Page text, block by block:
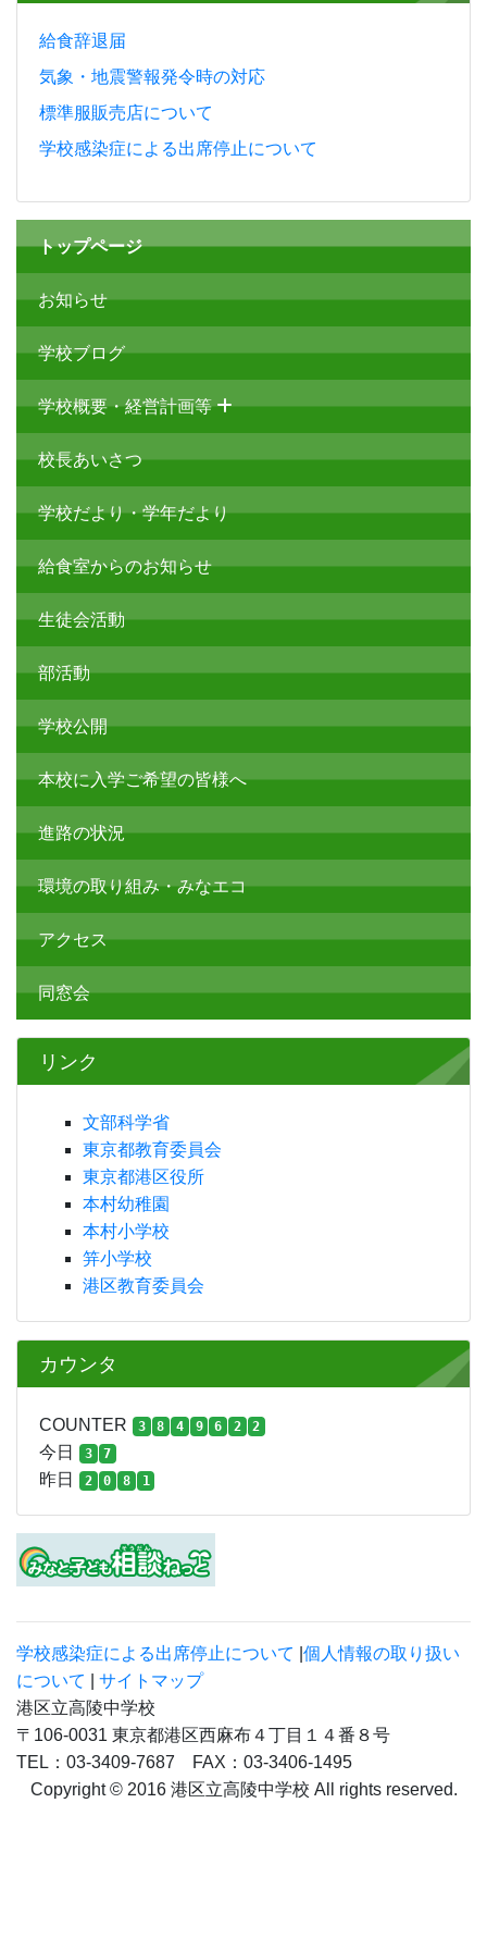
各種お知らせ
給食辞退届
気象・地震警報発令時の対応
標準服販売店について
学校感染症による出席停止について
トップページ
お知らせ
学校ブログ
学校概要・経営計画等
校長あいさつ
学校だより・学年だより
給食室からのお知らせ
生徒会活動
学校公開
本校に入学ご希望の皆様へ
進路の状況
環境の取り組み・みなエコ
アクセス
同窓会
リンク
文部科学省
東京都港区役所
本村幼稚園
本村小学校
笄小学校
港区教育委員会
カウンタ
COUNTER 3 8 4 9
今日 3 7
昨日 2 0 8 1
港区教育委員会からのお知らせ(2020.05.15更新)